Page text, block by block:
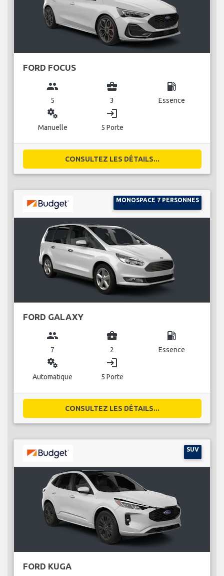
FORD FOCUS
group
5
business_center
3
local_gas_station
Essence
miscellaneous_services
Manuelle
login
5 Porte
CONSULTEZ LES DÉTAILS...
MONOSPACE 7 PERSONNES
FORD GALAXY
group
7
business_center
2
local_gas_station
Essence
miscellaneous_services
Automatique
login
5 Porte
CONSULTEZ LES DÉTAILS...
SUV
FORD KUGA